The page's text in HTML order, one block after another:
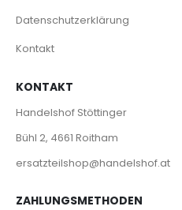
Datenschutzerklärung
Kontakt
KONTAKT
Handelshof Stöttinger
Bühl 2, 4661 Roitham
ersatzteilshop@handelshof.at
ZAHLUNGSMETHODEN